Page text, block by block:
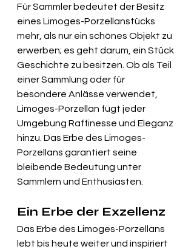
Für Sammler bedeutet der Besitz
eines Limoges-Porzellanstücks
mehr, als nur ein schönes Objekt zu
erwerben; es geht darum, ein Stück
Geschichte zu besitzen. Ob als Teil
einer Sammlung oder für
besondere Anlässe verwendet,
Limoges-Porzellan fügt jeder
Umgebung Raffinesse und Eleganz
hinzu. Das Erbe des Limoges-
Porzellans garantiert seine
bleibende Bedeutung unter
Sammlern und Enthusiasten.
Ein Erbe der Exzellenz
Das Erbe des Limoges-Porzellans
lebt bis heute weiter und inspiriert